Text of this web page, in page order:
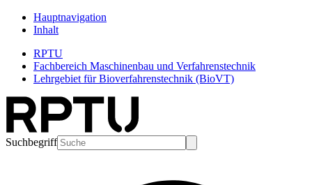
Hauptnavigation
Inhalt
RPTU
Fachbereich Maschinenbau und Verfahrenstechnik
Lehrgebiet für Bioverfahrenstechnik (BioVT)
Suchbegriff